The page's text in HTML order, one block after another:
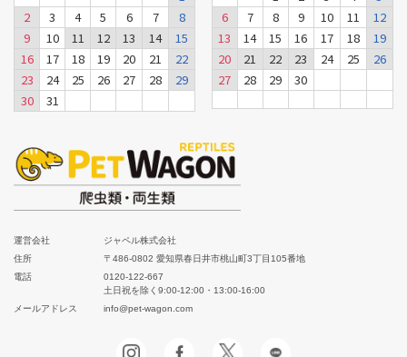
2
3 4 5 6 7
8
9
10 11 12 13 14
15
16
17 18 19 20 21
22
23
24 25 26 27 28
29
30
31
6
7 8 9 10 11
12
13
14 15 16 17 18
19
20
21 22 23 24 25
26
27
28 29 30
運営会社
ジャペル株式会社
住所
〒486-0802 愛知県春日井市桃山町3丁目105番地
電話
0120-122-667
土日祝を除く9:00-12:00・13:00-16:00
メールアドレス
info@pet-wagon.com